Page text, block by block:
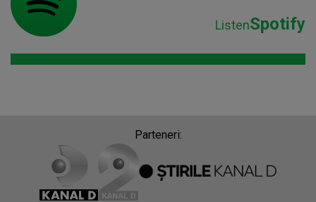
ListenSpotify
Parteneri: